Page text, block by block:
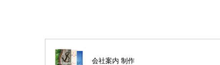
会社案内 制作